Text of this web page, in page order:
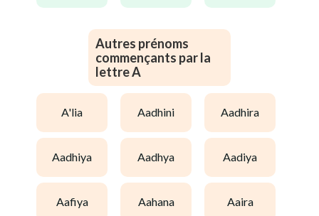
Autres prénoms
commençants par la
lettre A
a'lia aadhini aadhira
aadhiya aadhya aadiya
aafiya aahana aaira